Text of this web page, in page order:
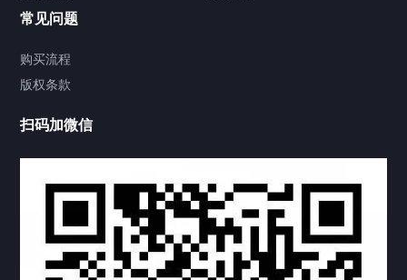
视频中心
热门标签 TAG
机构链接
联系方式 关于我们
常见问题
购买流程
版权条款
扫码加微信